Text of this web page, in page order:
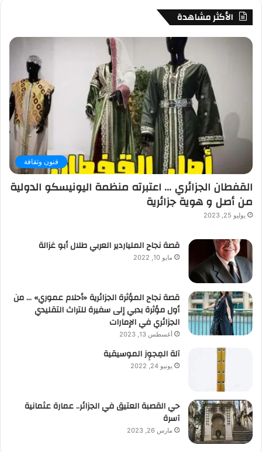
الأكثر مشاهدة
فنون وثقافة
القفطان الجزائري … اعتبرته منظمة اليونيسكو الدولية
من أصل و هوية جزائرية
يوليو 25, 2023
قصة نجاح الملياردير العربي طلال أبو غزالة
مايو 10, 2022
قصة نجاح المؤثرة الجزائرية «أحلام عموري» … من
أول مؤثرة بدبي إلى سفيرة للتراث التقليدي
الجزائري في الإمارات
أغسطس 13, 2023
آلة المِجوِز الموسيقية‎‎
يونيو 24, 2022
حي القصبة العتيق في الجزائر.. عمارة عثمانية
آسرة
مارس 26, 2023